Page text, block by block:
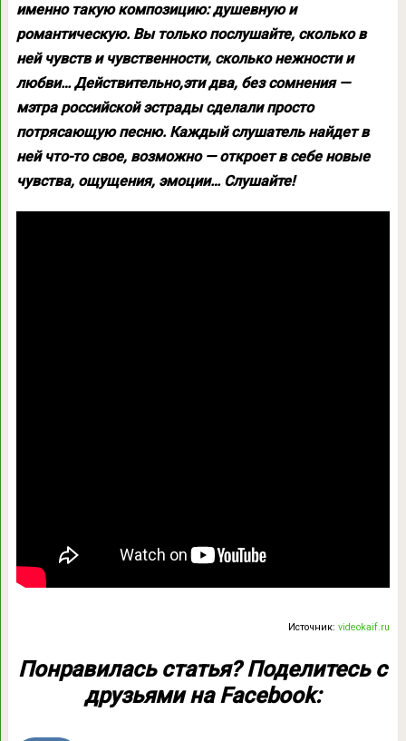
именно такую композицию: душевную и
романтическую. Вы только послушайте, сколько в
ней чувств и чувственности, сколько нежности и
любви… Действительно,эти два, без сомнения —
мэтра российской эстрады сделали просто
потрясающую песню. Каждый слушатель найдет в
ней что-то свое, возможно — откроет в себе новые
чувства, ощущения, эмоции… Слушайте!
Источник:videokaif.ru
Понравилась статья? Поделитесь с
друзьями на Facebook: